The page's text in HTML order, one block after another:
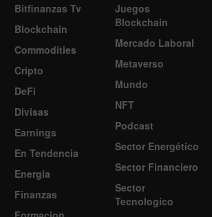
Bitfinanzas Tv
Blockchain
Commodities
Cripto
DeFi
Divisas
Earnings
En Tendencia
Energía
Finanzas
Juegos
Blockchain
Mercado Laboral
Metaverso
Mundo
NFT
Podcast
Sector Energético
Sector Financiero
Sector
Tecnologico